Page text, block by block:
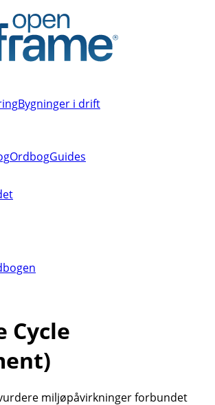
Bygninger i drift
OrdbogGuides
Cycle
miljøpåvirkninger forbundet